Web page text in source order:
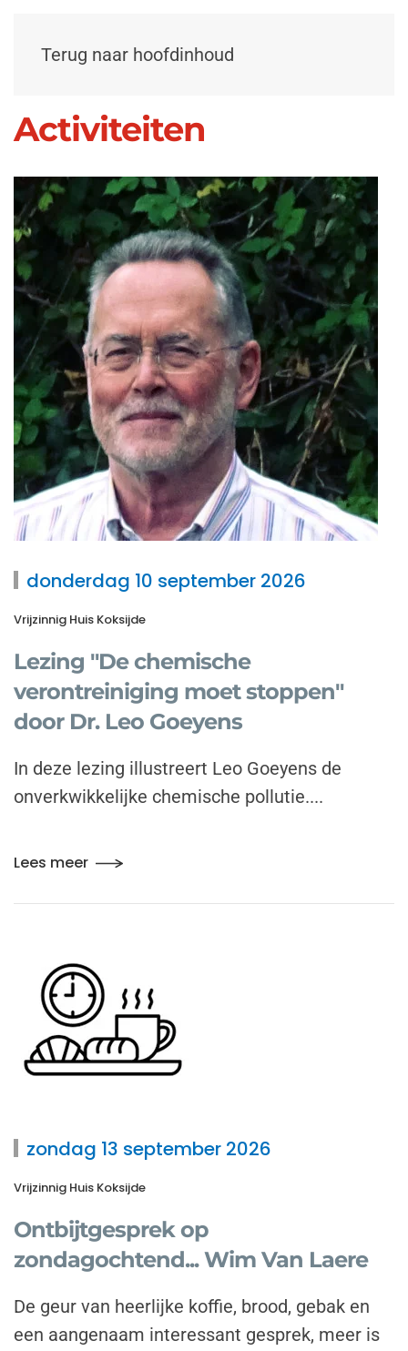
Terug naar hoofdinhoud
Activiteiten
donderdag 10 september 2026
Vrijzinnig Huis Koksijde
Lezing "De chemische
verontreiniging moet stoppen"
door Dr. Leo Goeyens
In deze lezing illustreert Leo Goeyens de
onverkwikkelijke chemische pollutie....
Lees meer
zondag 13 september 2026
Vrijzinnig Huis Koksijde
Ontbijtgesprek op
zondagochtend... Wim Van Laere
De geur van heerlijke koffie, brood, gebak en
een aangenaam interessant gesprek, meer is